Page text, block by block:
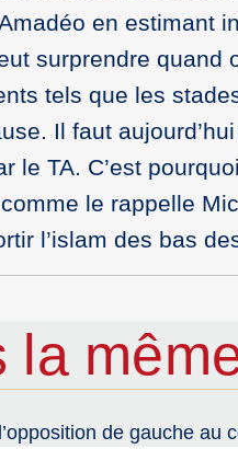
en estimant
surprendre quand
tels que les
Il faut
le TA. C’est
le rappelle
l’islam des bas
la
de gauche au